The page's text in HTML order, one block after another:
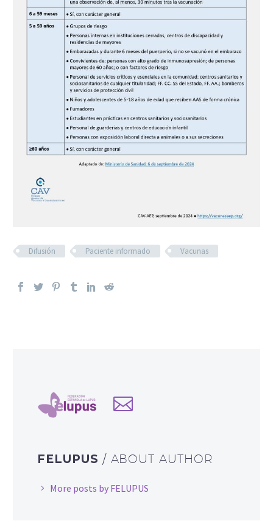
Difusión Paciente informado Vacunas
FELUPUS / ABOUT AUTHOR
More posts by FELUPUS